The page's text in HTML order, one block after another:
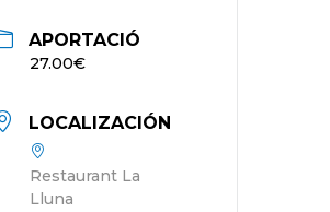
APORTACIÓ
27.00€
LOCALIZACIÓN
Restaurant La
Lluna